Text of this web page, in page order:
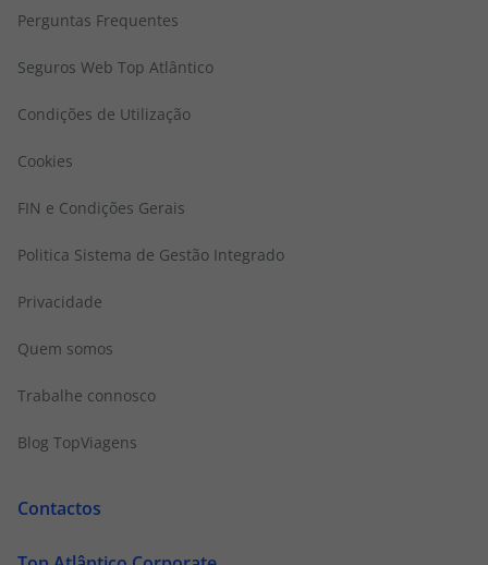
Perguntas Frequentes
Seguros Web Top Atlântico
Condições de Utilização
Cookies
FIN e Condições Gerais
Politica Sistema de Gestão Integrado
Privacidade
Quem somos
Trabalhe connosco
Blog TopViagens
Contactos